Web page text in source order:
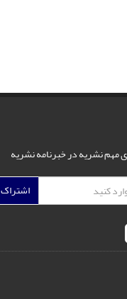
مهم نشریه در خبرنامه نشریه
اشتراک